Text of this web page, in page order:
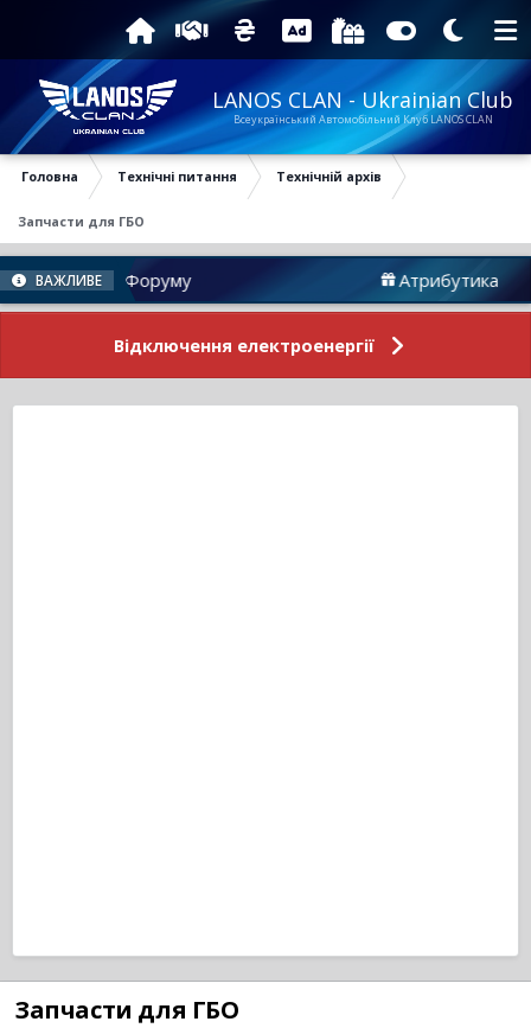
LANOS CLAN - Ukrainian Club
Всеукраїнський Автомобільний Клуб LANOS CLAN
Головна Технічні питання Технічній архів
Запчасти для ГБО
ВАЖЛИВЕ
Новини Форуму Атрибутика
Відключення електроенергії
Запчасти для ГБО